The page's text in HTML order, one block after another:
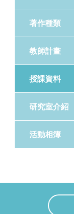
著作種類
教師計畫
授課資料
研究室介紹
活動相簿